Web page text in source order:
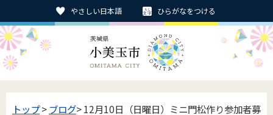
やさしい日本語 ひらがなをつける
トップ> ブログ> 12月10日（日曜日）ミニ門松作り参加者募